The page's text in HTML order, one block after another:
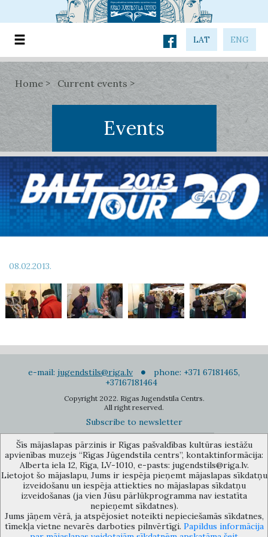
LAT ENG
Home Current events
Events
08.02.2013.
e-mail: jugendstils@riga.lv
phone: +371 67181465,
+37167181464
Copyright 2022. Rigas Jugendstila Centrs.
All right reserved.
Subscribe to newsletter
The Anti-Bureaucracy Centre of the Riga City Council (phone: 67026859,
67012031, e-mail: bac@riga.lv) performs functions of a contact point in
the Municipality of Riga, providing necessary protection and
confidentiality to a person who informs about possible conflicts of
interest or other corrupt deals of officials in the Department or its
Šīs mājaslapas pārzinis ir Rīgas pašvaldības kultūras iestāžu
apvienības muzejs “Rīgas Jūgendstila centrs”, kontaktinformācija:
Alberta iela 12, Rīga, LV-1010, e-pasts: jugendstils@riga.lv.
Lietojot šo mājaslapu, Jums ir iespēja pieņemt mājaslapas sīkdatņu
izveidošanu un iespēja attiekties no mājaslapas sīkdatņu
izveidošanas (ja vien Jūsu pārlūkprogramma nav iestatīta
nepieņemt sīkdatnes).
Jums jāņem vērā, ja atspējosiet noteikti nepieciešamās sīkdatnes,
tīmekļa vietne nevarēs darboties pilnvērtīgi. Papildus informācija